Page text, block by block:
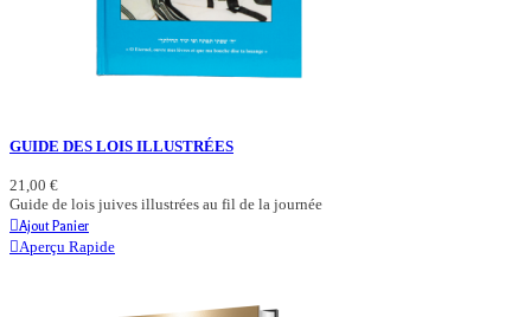
GUIDE DES LOIS ILLUSTRÉES
21,00 €
Guide de lois juives illustrées au fil de la journée
Ajout Panier
Aperçu Rapide